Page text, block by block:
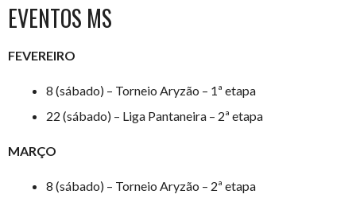
EVENTOS MS
FEVEREIRO
8 (sábado) – Torneio Aryzão – 1ª etapa
22 (sábado) – Liga Pantaneira – 2ª etapa
MARÇO
8 (sábado) – Torneio Aryzão – 2ª etapa